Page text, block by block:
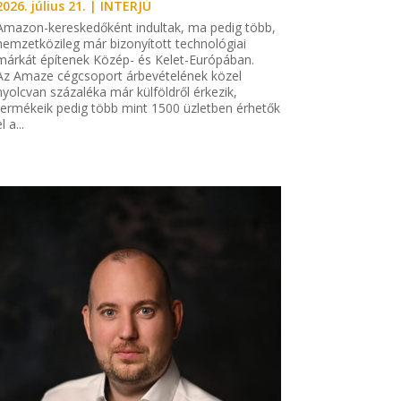
július 21. | INTERJÚ
kereskedőként indultak, ma pedig több,
már bizonyított technológiai
építenek Közép- és Kelet-Európában.
Amaze cégcsoport árbevételének közel
százaléka már külföldről érkezik,
pedig több mint 1500 üzletben érhetők
a...